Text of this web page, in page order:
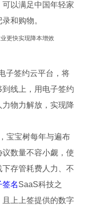
以满足中国年轻家
和购物。
子签约云平台，将
线上，用电子签约
物力解放，实现降
宝宝树每年与遍布
数量不容小觑，使
存管耗费人力、不
签名SaaS科技之
上上签提供的数字